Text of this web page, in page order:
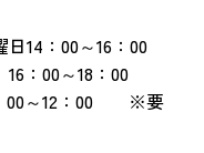
14：00～16：00
16：00～18：00
00～12：00 ※要